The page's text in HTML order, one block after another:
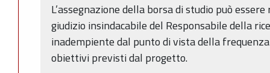
L’assegnazione della borsa di studio può
giudizio insindacabile del Responsabile della
inadempiente dal punto di vista della
obiettivi previsti dal progetto.